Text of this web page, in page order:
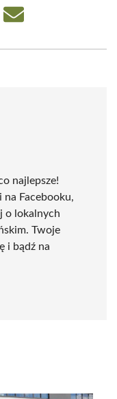
Share
najlepsze!
na Facebooku,
o lokalnych
Twoje
i bądź na